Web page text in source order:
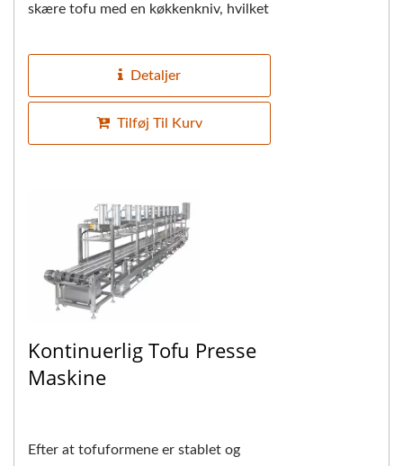
skære tofu med en køkkenkniv, hvilket
knivfærdigheder...
Detaljer
Tilføj Til Kurv
Kontinuerlig Tofu Presse
Maskine
Efter at tofuformene er stablet og